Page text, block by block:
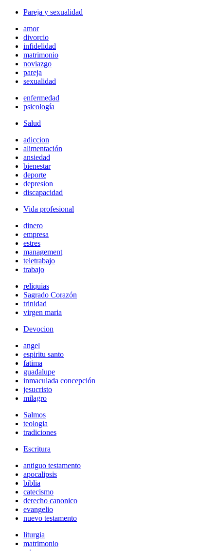
Pareja y sexualidad
amor
divorcio
infidelidad
matrimonio
noviazgo
pareja
sexualidad
enfermedad
psicología
Salud
adiccion
alimentación
ansiedad
bienestar
deporte
depresion
discapacidad
Vida profesional
dinero
empresa
estres
management
teletrabajo
trabajo
reliquias
Sagrado Corazón
trinidad
virgen maria
Devocion
angel
espiritu santo
fatima
guadalupe
inmaculada concepción
jesucristo
milagro
Salmos
teologia
tradiciones
Escritura
antiguo testamento
apocalipsis
biblia
catecismo
derecho canonico
evangelio
nuevo testamento
liturgia
matrimonio